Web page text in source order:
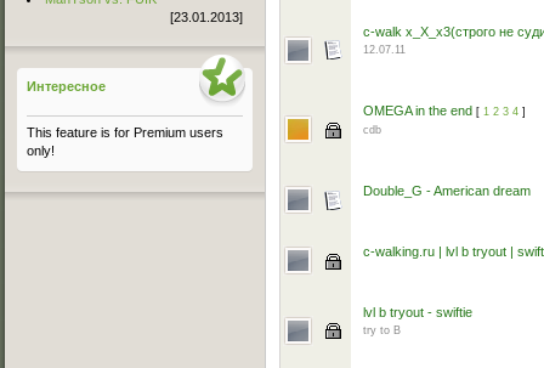
c-walk x_X_x3(строго не
12.07.11
OMEGA in the end [ 1 2 3 4 ]
cdb
Double_G - American dream
c-walking.ru | lvl b tryout |
lvl b tryout - swiftie
try to B
[23.01.2013]
Интересное
This feature is for Premium users
only!